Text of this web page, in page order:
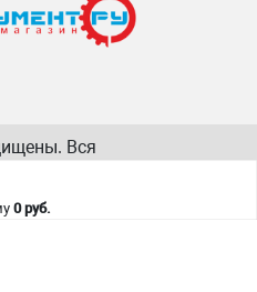
Вся
0 руб.